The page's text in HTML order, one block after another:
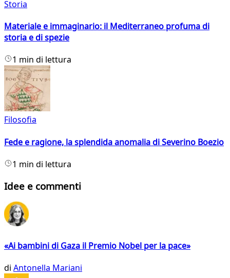
Storia
Materiale e immaginario: il Mediterraneo profuma di
storia e di spezie
1 min di lettura
Filosofia
Fede e ragione, la splendida anomalia di Severino Boezio
1 min di lettura
Idee e commenti
«Ai bambini di Gaza il Premio Nobel per la pace»
di Antonella Mariani